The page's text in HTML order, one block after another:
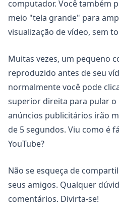
computador. Você também
meio "tela grande" para
visualização de vídeo, sem
Muitas vezes, um pequeno
reproduzido antes de seu
normalmente você pode
superior direita para pular o
anúncios publicitários irão
de 5 segundos. Viu como é
YouTube?
Não se esqueça de
seus amigos. Qualquer
comentários. Divirta-se!